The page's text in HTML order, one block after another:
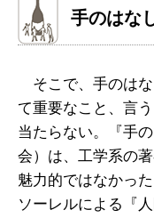
手のはな
そこで、手のはな
て重要なこと、言
当たらない。『手
会）は、工学系の
魅力的ではなかっ
ソーレルによる『